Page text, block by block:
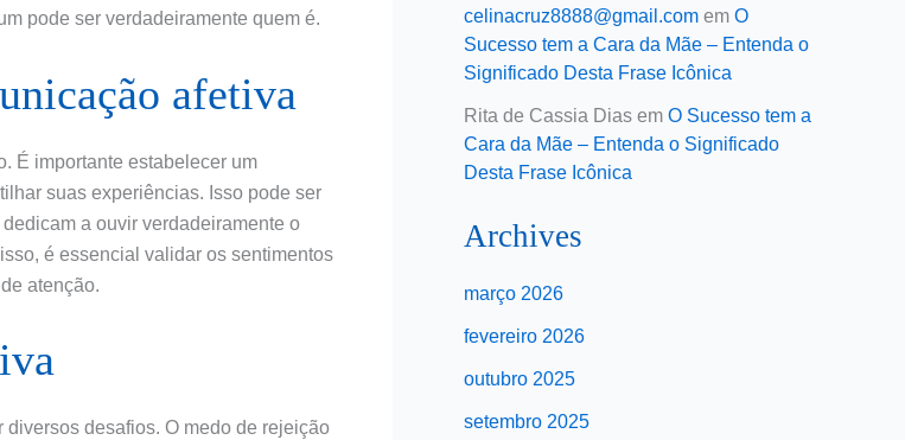
pode ser verdadeiramente quem é.
afetiva
É importante estabelecer um
suas experiências. Isso pode ser
a ouvir verdadeiramente o
é essencial validar os sentimentos
atenção.
desafios. O medo de rejeição
celinacruz8888@gmail.com em O
Sucesso tem a Cara da Mãe – Entenda o
Significado Desta Frase Icônica
Rita de Cassia Dias em O Sucesso tem a
Cara da Mãe – Entenda o Significado
Desta Frase Icônica
Archives
março 2026
fevereiro 2026
outubro 2025
setembro 2025